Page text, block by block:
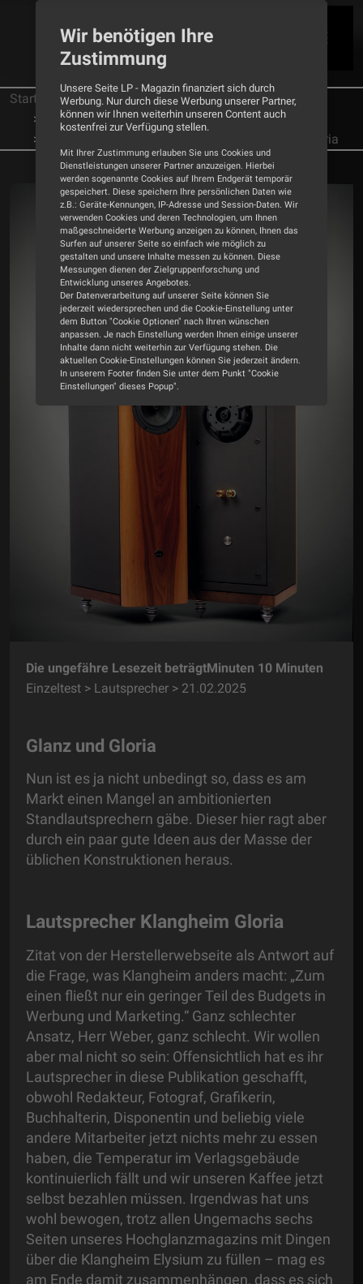
Startseite Tests
Lautsprecher
Klangheim Audio
Glanz und Gloria - Lautsprecher Klangheim Gloria
Die ungefähre Lesezeit beträgtMinuten 10 Minuten
Einzeltest > Lautsprecher > 21.02.2025
Glanz und Gloria
Nun ist es ja nicht unbedingt so, dass es am
Markt einen Mangel an ambitionierten
Standlautsprechern gäbe. Dieser hier ragt aber
durch ein paar gute Ideen aus der Masse der
üblichen Konstruktionen heraus.
Lautsprecher Klangheim Gloria
Zitat von der Herstellerwebseite als Antwort auf
die Frage, was Klangheim anders macht: „Zum
einen fließt nur ein geringer Teil des Budgets in
Werbung und Marketing.“ Ganz schlechter
Ansatz, Herr Weber, ganz schlecht. Wir wollen
aber mal nicht so sein: Offensichtlich hat es ihr
Lautsprecher in diese Publikation geschafft,
obwohl Redakteur, Fotograf, Grafikerin,
Buchhalterin, Disponentin und beliebig viele
andere Mitarbeiter jetzt nichts mehr zu essen
haben, die Temperatur im Verlagsgebäude
kontinuierlich fällt und wir unseren Kaffee jetzt
selbst bezahlen müssen. Irgendwas hat uns
wohl bewogen, trotz allen Ungemachs sechs
Seiten unseres Hochglanzmagazins mit Dingen
über die Klangheim Elysium zu füllen – mag es
am Ende damit zusammenhängen, dass es sich
Wir benötigen Ihre
Zustimmung
Unsere Seite LP - Magazin finanziert sich durch
Werbung. Nur durch diese Werbung unserer Partner,
können wir Ihnen weiterhin unseren Content auch
kostenfrei zur Verfügung stellen.
Mit Ihrer Zustimmung erlauben Sie uns Cookies und
Dienstleistungen unserer Partner anzuzeigen. Hierbei
werden sogenannte Cookies auf Ihrem Endgerät temporär
gespeichert. Diese speichern Ihre persönlichen Daten wie
z.B.: Geräte-Kennungen, IP-Adresse und Session-Daten. Wir
verwenden Cookies und deren Technologien, um Ihnen
maßgeschneiderte Werbung anzeigen zu können, Ihnen das
Surfen auf unserer Seite so einfach wie möglich zu
gestalten und unsere Inhalte messen zu können. Diese
Messungen dienen der Zielgruppenforschung und
Entwicklung unseres Angebotes.
Der Datenverarbeitung auf unserer Seite können Sie
jederzeit wiedersprechen und die Cookie-Einstellung unter
dem Button "Cookie Optionen" nach Ihren wünschen
anpassen. Je nach Einstellung werden Ihnen einige unserer
Inhalte dann nicht weiterhin zur Verfügung stehen. Die
aktuellen Cookie-Einstellungen können Sie jederzeit ändern.
In unserem Footer finden Sie unter dem Punkt "Cookie
Einstellungen" dieses Popup".
Alle Cookies akzeptieren
Datenschutz